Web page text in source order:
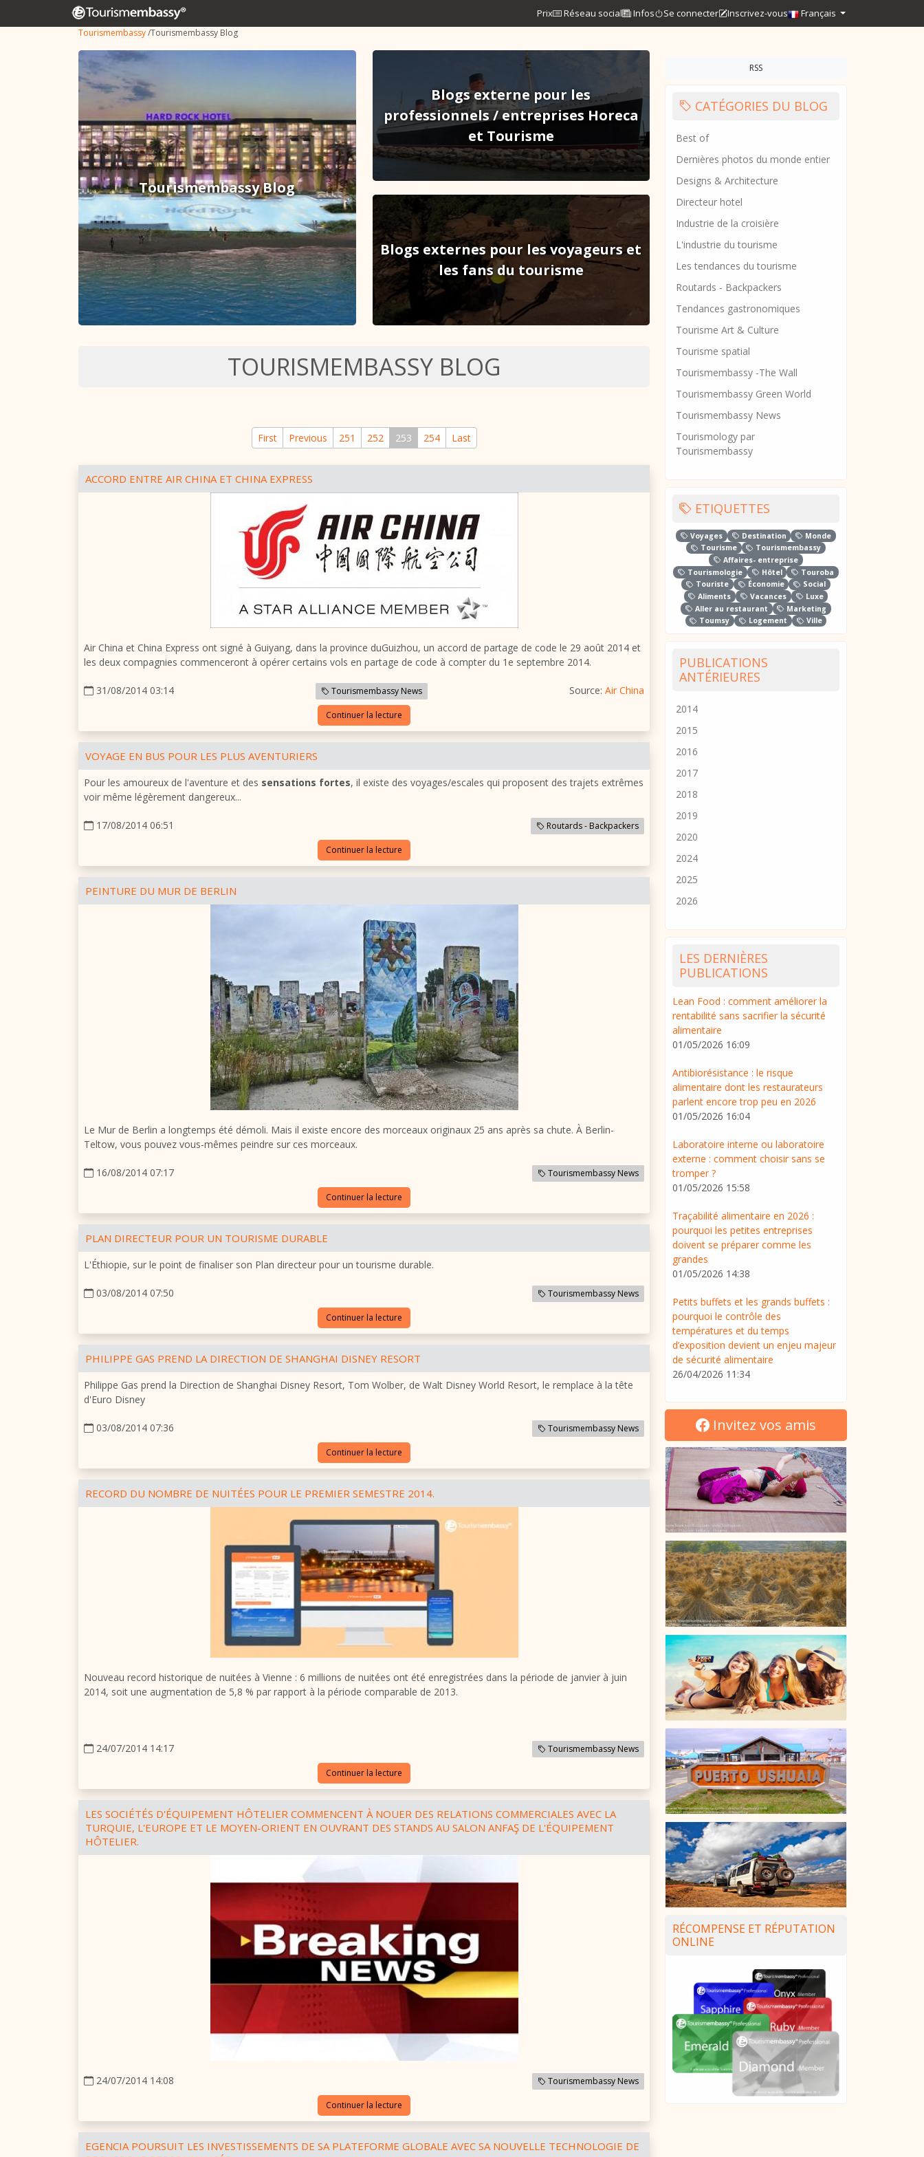
Prix Réseau social Infos Se connecter Inscrivez-vous Français
Tourismembassy/Tourismembassy Blog
Tourismembassy Blog
Blogs externe pour les
professionnels / entreprises Horeca
et Tourisme
Blogs externes pour les voyageurs et
les fans du tourisme
TOURISMEMBASSY BLOG
First Previous 251 252 253 254 Last
ACCORD ENTRE AIR CHINA ET CHINA EXPRESS
Air China et China Express ont signé à Guiyang, dans la province duGuizhou, un accord de partage de code le 29 août 2014 et
les deux compagnies commenceront à opérer certains vols en partage de code à compter du 1e septembre 2014.
31/08/2014 03:14 Tourismembassy News Source: Air China
Continuer la lecture
VOYAGE EN BUS POUR LES PLUS AVENTURIERS
Pour les amoureux de l'aventure et des sensations fortes, il existe des voyages/escales qui proposent des trajets extrêmes
voir même légèrement dangereux...
17/08/2014 06:51 Routards - Backpackers
Continuer la lecture
PEINTURE DU MUR DE BERLIN
Le Mur de Berlin a longtemps été démoli. Mais il existe encore des morceaux originaux 25 ans après sa chute. À Berlin-
Teltow, vous pouvez vous-mêmes peindre sur ces morceaux.
16/08/2014 07:17 Tourismembassy News
Continuer la lecture
PLAN DIRECTEUR POUR UN TOURISME DURABLE
L'Éthiopie, sur le point de finaliser son Plan directeur pour un tourisme durable.
03/08/2014 07:50 Tourismembassy News
Continuer la lecture
PHILIPPE GAS PREND LA DIRECTION DE SHANGHAI DISNEY RESORT
Philippe Gas prend la Direction de Shanghai Disney Resort, Tom Wolber, de Walt Disney World Resort, le remplace à la tête
d'Euro Disney
03/08/2014 07:36 Tourismembassy News
Continuer la lecture
RECORD DU NOMBRE DE NUITÉES POUR LE PREMIER SEMESTRE 2014.
Nouveau record historique de nuitées à Vienne : 6 millions de nuitées ont été enregistrées dans la période de janvier à juin
2014, soit une augmentation de 5,8 % par rapport à la période comparable de 2013.
24/07/2014 14:17 Tourismembassy News
Continuer la lecture
LES SOCIÉTÉS D'ÉQUIPEMENT HÔTELIER COMMENCENT À NOUER DES RELATIONS COMMERCIALES AVEC LA
TURQUIE, L'EUROPE ET LE MOYEN-ORIENT EN OUVRANT DES STANDS AU SALON ANFAŞ DE L'ÉQUIPEMENT
HÔTELIER.
24/07/2014 14:08 Tourismembassy News
Continuer la lecture
EGENCIA POURSUIT LES INVESTISSEMENTS DE SA PLATEFORME GLOBALE AVEC SA NOUVELLE TECHNOLOGIE DE
RSS
CATÉGORIES DU BLOG
Best of
Dernières photos du monde entier
Designs & Architecture
Directeur hotel
Industrie de la croisière
L'industrie du tourisme
Les tendances du tourisme
Routards - Backpackers
Tendances gastronomiques
Tourisme Art & Culture
Tourisme spatial
Tourismembassy -The Wall
Tourismembassy Green World
Tourismembassy News
Tourismology par
Tourismembassy
ETIQUETTES
Voyages Destination
Monde
Tourisme
Tourismembassy
Affaires- entreprise
Tourismologie
Hôtel
Touroba
Touriste
Économie
Social
Aliments
Vacances
Luxe
Aller au restaurant
Marketing
Toumsy
Logement Ville
PUBLICATIONS
ANTÉRIEURES
2014
2015
2016
2017
2018
2019
2020
2024
2025
2026
LES DERNIÈRES
PUBLICATIONS
Lean Food : comment améliorer la
rentabilité sans sacrifier la sécurité
alimentaire
01/05/2026 16:09
Antibiorésistance : le risque
alimentaire dont les restaurateurs
parlent encore trop peu en 2026
01/05/2026 16:04
Laboratoire interne ou laboratoire
externe : comment choisir sans se
tromper ?
01/05/2026 15:58
Traçabilité alimentaire en 2026 :
pourquoi les petites entreprises
doivent se préparer comme les
grandes
01/05/2026 14:38
Petits buffets et les grands buffets :
pourquoi le contrôle des
températures et du temps
d’exposition devient un enjeu majeur
de sécurité alimentaire
26/04/2026 11:34
Invitez vos amis
RÉCOMPENSE ET RÉPUTATION
ONLINE